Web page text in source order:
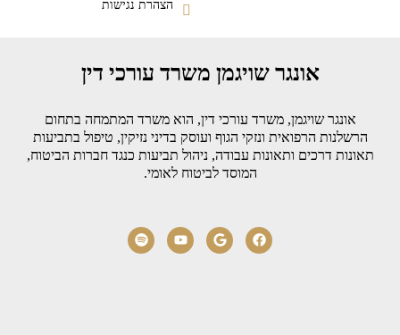
הצהרת נגישות
אונגר שויגמן משרד עורכי דין
אונגר שויגמן, משרד עורכי דין, הוא משרד המתמחה בתחום
הרשלנות הרפואית ונזקי הגוף ועוסק בדיני נזיקין, טיפול בתביעות
תאונות דרכים ותאונות עבודה, ניהול תביעות כנגד חברות הביטוח,
המוסד לביטוח לאומי.